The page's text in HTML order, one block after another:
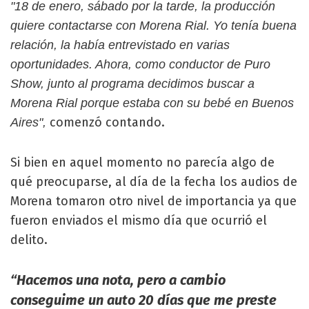
"18 de enero, sábado por la tarde, la producción
quiere contactarse con Morena Rial. Yo tenía buena
relación, la había entrevistado en varias
oportunidades. Ahora, como conductor de Puro
Show, junto al programa decidimos buscar a
Morena Rial porque estaba con su bebé en Buenos
Aires", comenzó contando.
Si bien en aquel momento no parecía algo de
qué preocuparse, al día de la fecha los audios de
Morena tomaron otro nivel de importancia ya que
fueron enviados el mismo día que ocurrió el
delito.
“Hacemos una nota, pero a cambio
conseguime un auto 20 días que me preste